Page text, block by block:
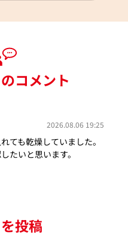
コメント
2026.08.06 19:25
ても乾燥していました。
たいと思います。
投稿